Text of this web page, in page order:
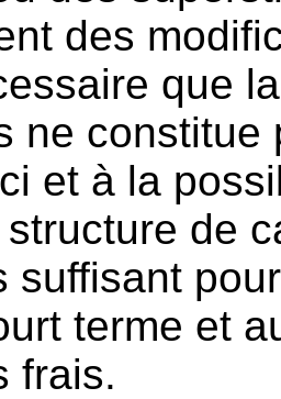
des
que
ne constitue
et à la
de
suffisant
terme et
frais.